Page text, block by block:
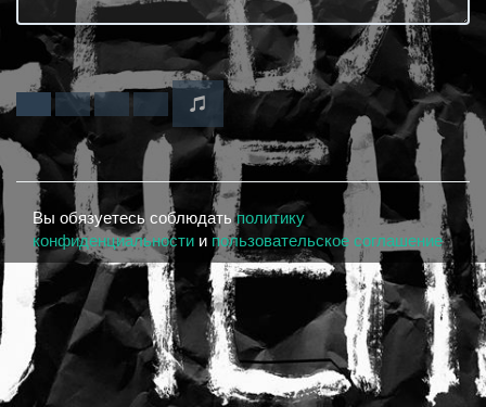
Вы обязуетесь соблюдатьполитику
конфиденциальности и пользовательское соглашение